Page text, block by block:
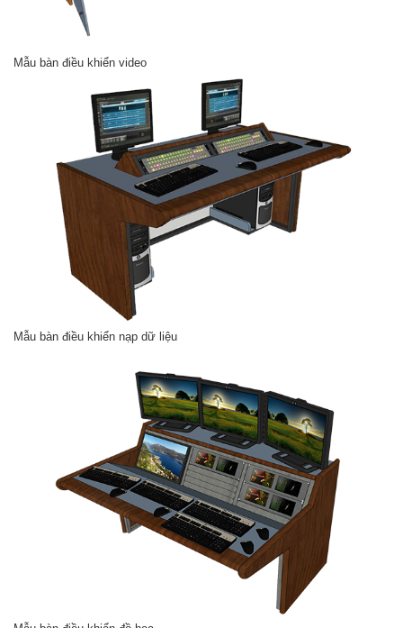
Mẫu bàn điều khiển video
Mẫu bàn điều khiển nạp dữ liệu